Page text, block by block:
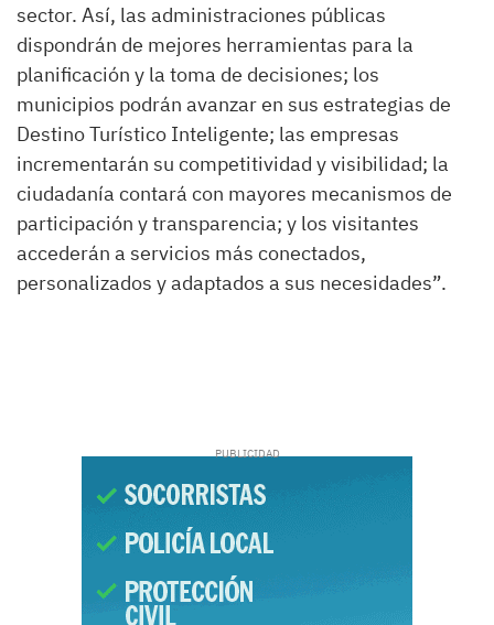
sector. Así, las administraciones públicas
dispondrán de mejores herramientas para la
planificación y la toma de decisiones; los
municipios podrán avanzar en sus estrategias de
Destino Turístico Inteligente; las empresas
incrementarán su competitividad y visibilidad; la
ciudadanía contará con mayores mecanismos de
participación y transparencia; y los visitantes
accederán a servicios más conectados,
personalizados y adaptados a sus necesidades”.